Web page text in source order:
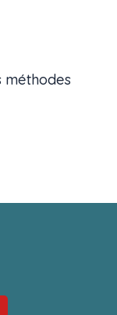
méthodes